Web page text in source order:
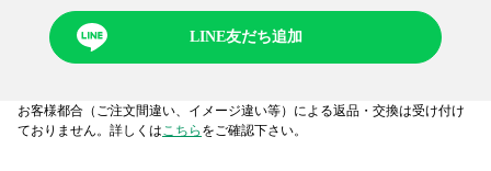
LINE友だち追加
お客様都合（ご注文間違い、イメージ違い等）による返品・交換は受け付け
ておりません。詳しくはこちら をご確認下さい。